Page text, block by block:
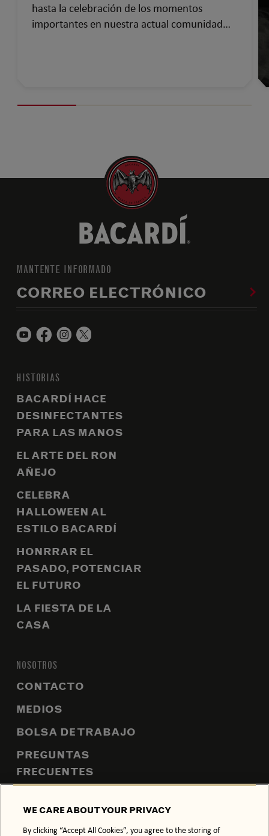
hasta la celebración de los momentos
importantes en nuestra actual comunidad
MANTENTE INFORMADO
CORREO ELECTRÓNICO
HISTORIAS
BACARDÍ HACE
DESINFECTANTES
PARA LAS MANOS
EL ARTE DEL RON
AÑEJO
CELEBRA
HALLOWEEN AL
ESTILO BACARDÍ
HONRRAR EL
PASADO, POTENCIAR
EL FUTURO
LA FIESTA DE LA
CASA
NOSOTROS
CONTACTO
MEDIOS
BOLSA DE TRABAJO
PREGUNTAS
FRECUENTES
WE CARE ABOUT YOUR PRIVACY
By clicking “Accept All Cookies”, you agree to the storing of